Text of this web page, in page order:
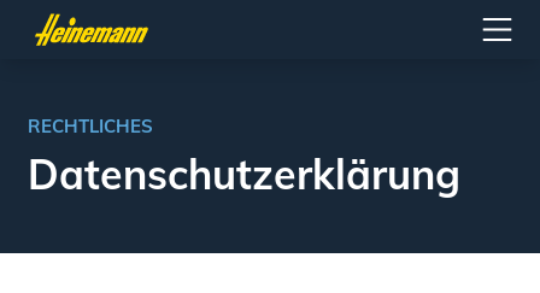
RECHTLICHES
Datenschutzerklärung